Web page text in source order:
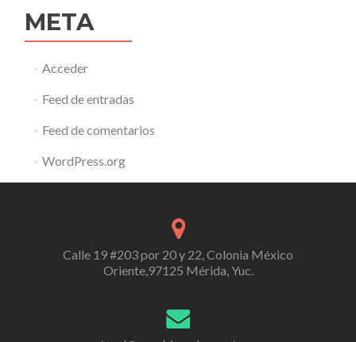
META
Acceder
Feed de entradas
Feed de comentarios
WordPress.org
Calle 19 #203 por 20 y 22, Colonia México
Oriente,97125 Mérida, Yuc.